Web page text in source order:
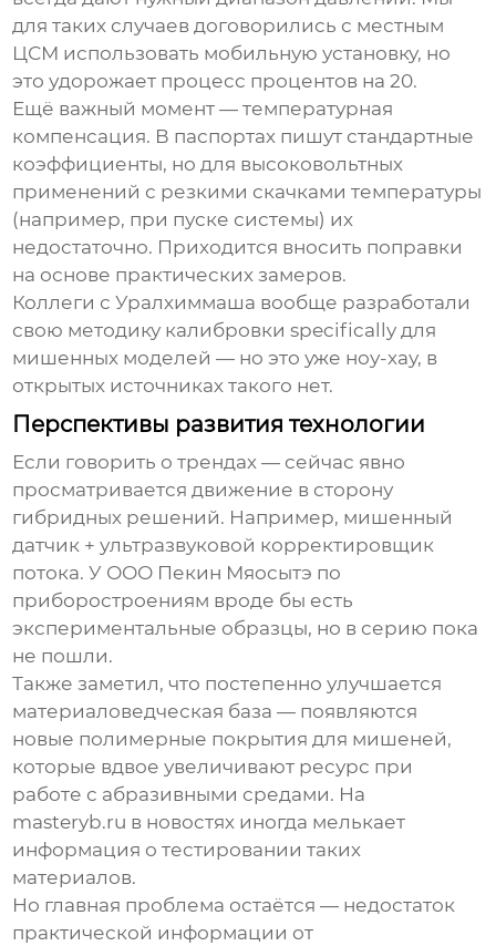
для таких случаев договорились с местным
ЦСМ использовать мобильную установку, но
это удорожает процесс процентов на 20.
Ещё важный момент — температурная
компенсация. В паспортах пишут стандартные
коэффициенты, но для высоковольтных
применений с резкими скачками температуры
(например, при пуске системы) их
недостаточно. Приходится вносить поправки
на основе практических замеров.
Коллеги с Уралхиммаша вообще разработали
свою методику калибровки specifically для
мишенных моделей — но это уже ноу-хау, в
открытых источниках такого нет.
Перспективы развития технологии
Если говорить о трендах — сейчас явно
просматривается движение в сторону
гибридных решений. Например, мишенный
датчик + ультразвуковой корректировщик
потока. У ООО Пекин Мяосытэ по
приборостроениям вроде бы есть
экспериментальные образцы, но в серию пока
не пошли.
Также заметил, что постепенно улучшается
материаловедческая база — появляются
новые полимерные покрытия для мишеней,
которые вдвое увеличивают ресурс при
работе с абразивными средами. На
masteryb.ru в новостях иногда мелькает
информация о тестировании таких
материалов.
Но главная проблема остаётся — недостаток
практической информации от